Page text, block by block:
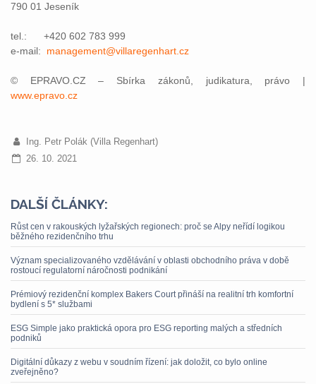
790 01 Jeseník
tel.: +420 602 783 999
e-mail: management@villaregenhart.cz
© EPRAVO.CZ – Sbírka zákonů, judikatura, právo |
www.epravo.cz
Ing. Petr Polák (Villa Regenhart)
26. 10. 2021
DALŠÍ ČLÁNKY:
Růst cen v rakouských lyžařských regionech: proč se Alpy neřídí logikou
běžného rezidenčního trhu
Význam specializovaného vzdělávání v oblasti obchodního práva v době
rostoucí regulatorní náročnosti podnikání
Prémiový rezidenční komplex Bakers Court přináší na realitní trh komfortní
bydlení s 5* službami
ESG Simple jako praktická opora pro ESG reporting malých a středních
podniků
Digitální důkazy z webu v soudním řízení: jak doložit, co bylo online
zveřejněno?